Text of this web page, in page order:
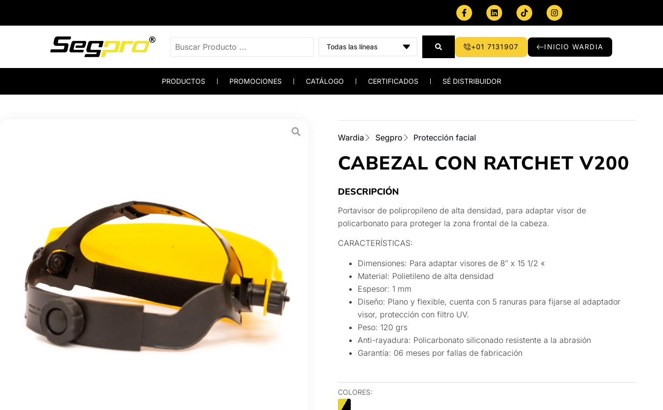
+01 7131907 INICIO WARDIA
PRODUCTOS PROMOCIONES CATÁLOGO CERTIFICADOS SÉ DISTRIBUIDOR
Wardia Segpro Protección facial
CABEZAL CON RATCHET V200
DESCRIPCIÓN
Portavisor de polipropileno de alta densidad, para adaptar visor de
policarbonato para proteger la zona frontal de la cabeza.
CARACTERÍSTICAS:
Dimensiones: Para adaptar visores de 8″ x 15 1/2 «
Material: Polietileno de alta densidad
Espesor: 1 mm
Diseño: Plano y flexible, cuenta con 5 ranuras para fijarse al adaptador
visor, protección con filtro UV.
Peso: 120 grs
Anti-rayadura: Policarbonato siliconado resistente a la abrasión
Garantía: 06 meses por fallas de fabricación
COLORES:
00